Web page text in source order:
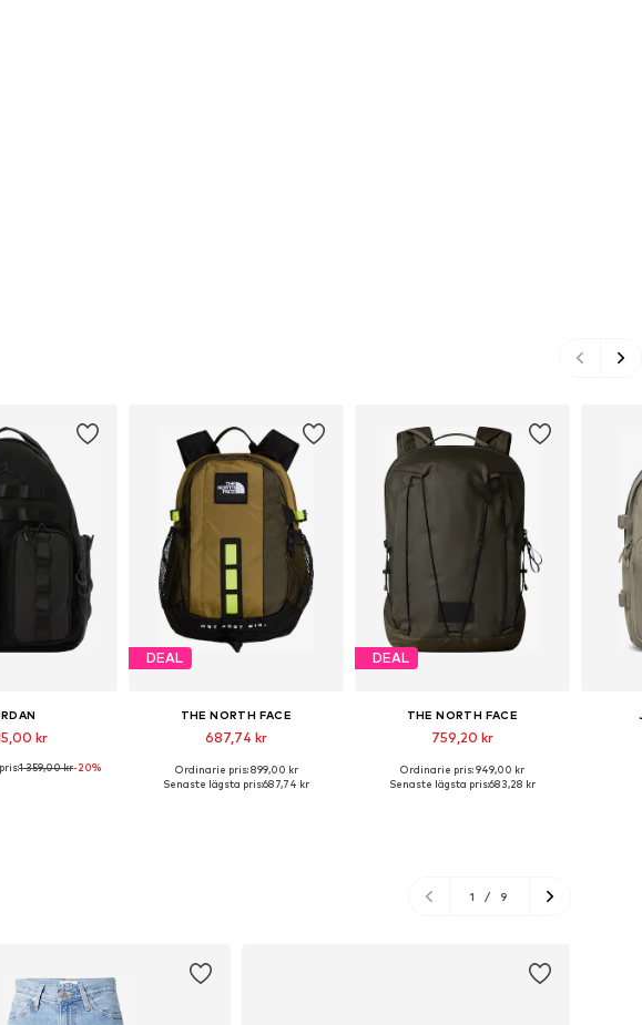
kr
One Size
1 359,00 kr-20%
DEAL
THE NORTH FACE
687,74 kr
Tillgängliga storlekar: One Size
Ordinarie pris: 899,00 kr
Senaste lägsta pris:687,74 kr
DEAL
THE NORTH FACE
759,20 kr
Tillgängliga storlekar: One Size
Ordinarie pris: 949,00 kr
Senaste lägsta pris:683,28 kr
1 / 9